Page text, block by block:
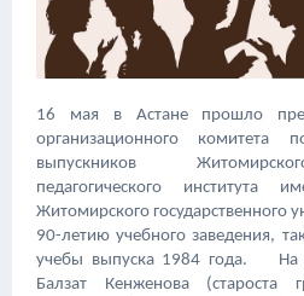
16 мая в Астане прошлo
организационного комитета
выпускников
педагогического
Житомирского государственного
90-летию учебного заведения,
учебы выпуска 1984 года. На
Балзат Кенженова (староста